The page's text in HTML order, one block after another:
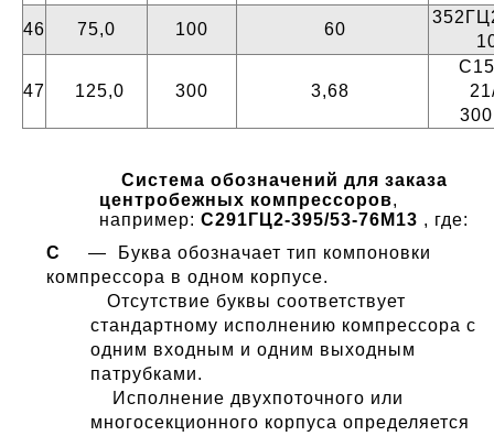
46
75,0 100 60
47 125,0 300 3,68
Система обозначений для заказа
центробежных компрессоров,
например: С291ГЦ2-395/53-76М13 , где:
С —
Буква обозначает тип компоновки
компрессора в одном корпусе.
Отсутствие буквы соответствует
стандартному исполнению компрессора с
одним входным и одним выходным
патрубками.
Исполнение двухпоточного или
многосекционного корпуса определяется